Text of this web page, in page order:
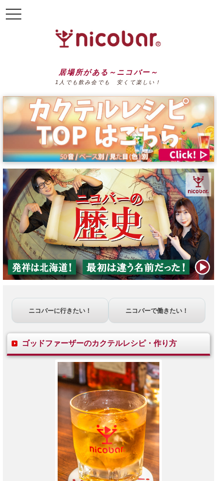
居場所がある～ニコバー～
1人でも飲み会でも 安くて楽しい！
toggle
navigation
ニコバーに行きたい！ ニコバーで働きたい！
ゴッドファーザーのカクテルレシピ・作り方